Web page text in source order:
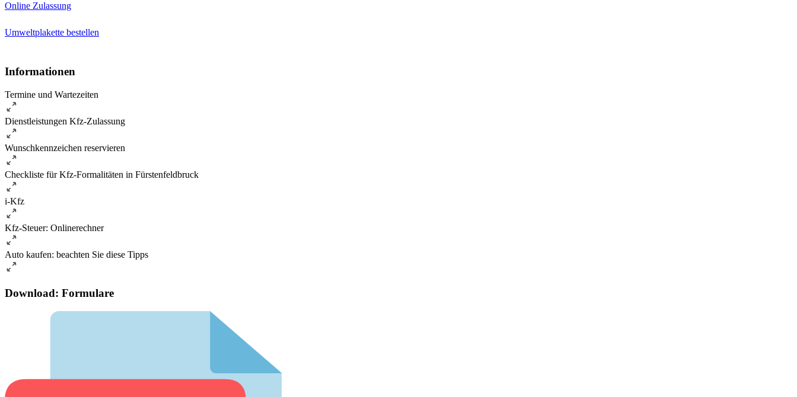
Online Zulassung
Umweltplakette bestellen
Informationen
Termine und Wartezeiten
Dienstleistungen Kfz-Zulassung
Wunschkennzeichen reservieren
Checkliste für Kfz-Formalitäten in Fürstenfeldbruck
i-Kfz
Kfz-Steuer: Onlinerechner
Auto kaufen: beachten Sie diese Tipps
Download: Formulare